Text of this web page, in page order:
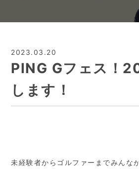
2023.03.20
PING Gフェス！
します！
未経験者からゴルファーまでみんな